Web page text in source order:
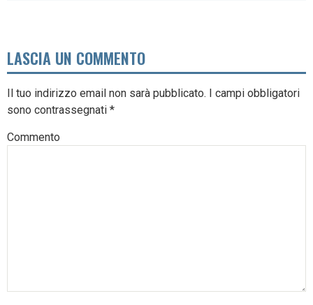
LASCIA UN COMMENTO
Il tuo indirizzo email non sarà pubblicato. I campi obbligatori
sono contrassegnati *
Commento